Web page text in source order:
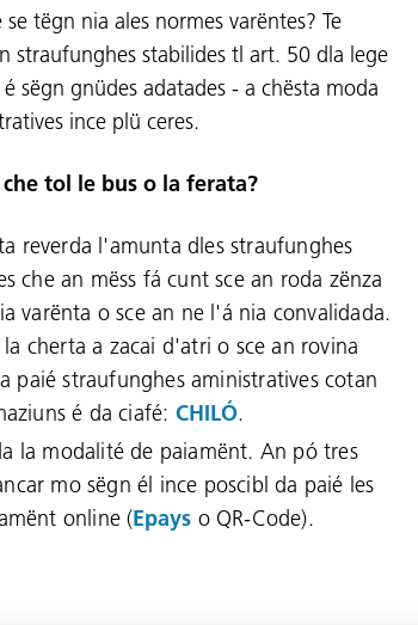
tëgn nia ales normes varëntes? Te
straufunghes stabilides tl art. 50 dla lege
sëgn gnüdes adatades - a chësta moda
ince plü ceres.
tol le bus o la ferata?
reverda l'amunta dles straufunghes
che an mëss fá cunt sce an roda zënza
varënta o sce an ne l'á nia convalidada.
cherta a zacai d'atri o sce an rovina
paié straufunghes aministratives cotan
é da ciafé: CHILÓ.
la modalité de paiamënt. An pó tres
mo sëgn él ince poscibl da paié les
online (Epays o QR-Code).